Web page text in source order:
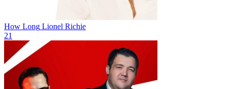
How Long Lionel Richie
21